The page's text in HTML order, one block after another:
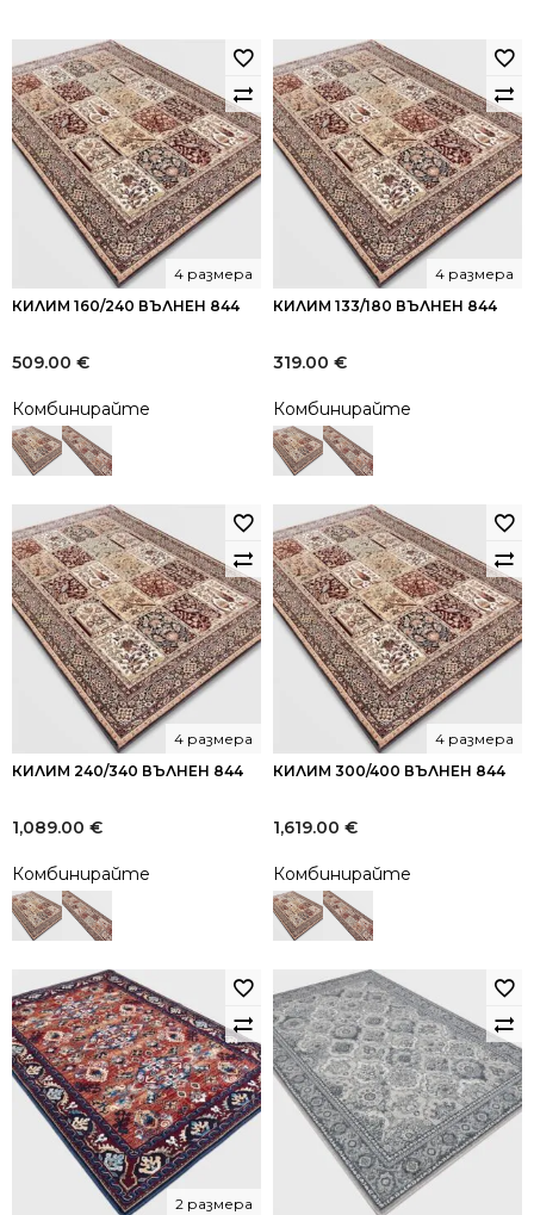
КИЛИМ 160/240 ВЪЛНЕН 844
4 размера
509.00 €
Комбинирайте
КИЛИМ 133/180 ВЪЛНЕН 844
4 размера
319.00 €
Комбинирайте
КИЛИМ 240/340 ВЪЛНЕН 844
4 размера
1,089.00 €
Комбинирайте
КИЛИМ 300/400 ВЪЛНЕН 844
4 размера
1,619.00 €
Комбинирайте
2 размера